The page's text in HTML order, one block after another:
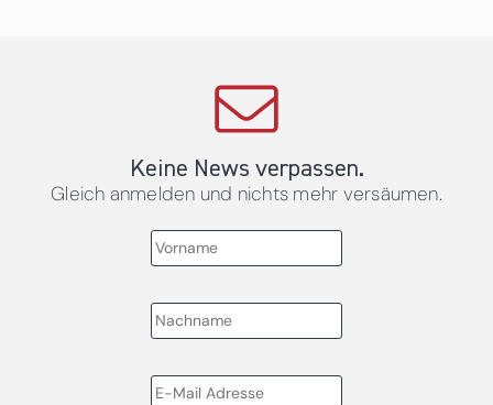
Keine News verpassen.
Gleich anmelden und nichts mehr versäumen.